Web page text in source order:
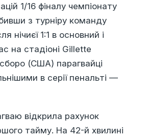
1/16 фіналу чемпіонату
з турніру команду
нічиєї 1:1 в основний і
на стадіоні Gillette
(США) парагвайці
в серії пенальті —
відкрила рахунок
тайму. На 42-й хвилині